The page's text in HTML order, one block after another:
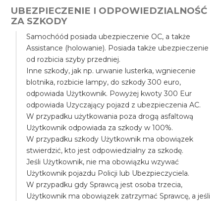
UBEZPIECZENIE I ODPOWIEDZIALNOŚĆ
ZA SZKODY
Samochóód posiada ubezpieczenie OC, a także
Assistance (holowanie). Posiada także ubezpieczenie
od rozbicia szyby przedniej.
Inne szkody, jak np. urwanie lusterka, wgniecenie
blotnika, rozbicie lampy, do szkody 300 euro,
odpowiada Użytkownik. Powyżej kwoty 300 Eur
odpowiada Uzyczający pojazd z ubezpieczenia AC.
W przypadku użytkowania poza drogą asfaltową
Użytkownik odpowiada za szkody w 100%.
W przypadku szkody Użytkownik ma obowiązek
stwierdzić, kto jest odpowiedzialny za szkodę.
Jeśli Użytkownik, nie ma obowiązku wzywać
Użytkownik pojazdu Policji lub Ubezpieczyciela.
W przypadku gdy Sprawcą jest osoba trzecia,
Użytkownik ma obowiązek zatrzymać Sprawcę, a jeśli